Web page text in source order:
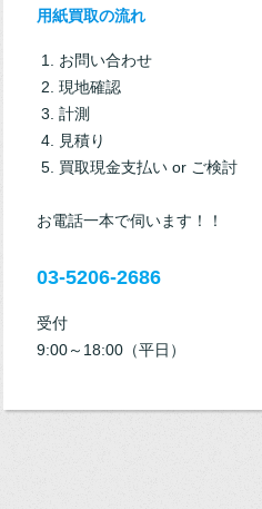
用紙買取の流れ
お問い合わせ
現地確認
計測
見積り
買取現金支払い or ご検討
お電話一本で伺います！！
03-5206-2686
受付
9:00～18:00（平日）